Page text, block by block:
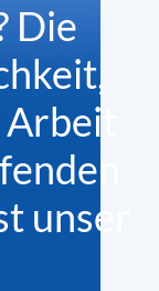
Die
unser